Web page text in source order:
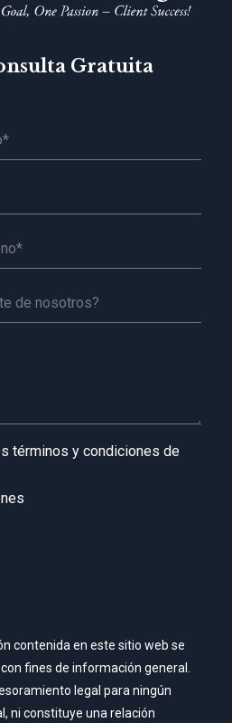
Gratuita
términos y condiciones de
contenida en este sitio web se
fines de información general.
legal para ningún
ni constituye una relación